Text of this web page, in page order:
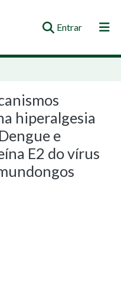
Entrar(current)
hiperalgesia
e
E2 do vírus